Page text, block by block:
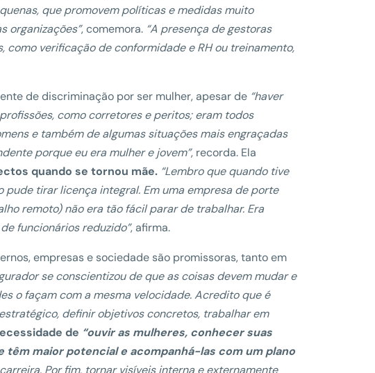
que promovem políticas e medidas muito
organizações”, comemora. “A presença de gestoras
verificação de conformidade e RH ou treinamento,
de discriminação por ser mulher, apesar de “haver
como corretores e peritos; eram todos
e também de algumas situações mais engraçadas
porque eu era mulher e jovem”, recorda. Ela
quando se tornou mãe. “Lembro que quando tive
tirar licença integral. Em uma empresa de porte
remoto) não era tão fácil parar de trabalhar. Era
funcionários reduzido”, afirma.
empresas e sociedade são promissoras, tanto em
se conscientizou de que as coisas devem mudar e
o façam com a mesma velocidade. Acredito que é
definir objetivos concretos, trabalhar em
de “ouvir as mulheres, conhecer suas
maior potencial e acompanhá-las com um plano